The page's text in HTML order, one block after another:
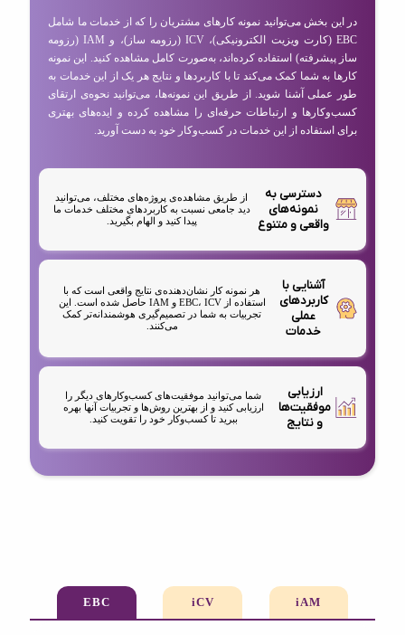
در این بخش می‌توانید نمونه کارهای مشتریان را که از خدمات ما شامل
EBC (کارت ویزیت الکترونیکی)، ICV (رزومه ساز)، و IAM (رزومه
ساز پیشرفته) استفاده کرده‌اند، به‌صورت کامل مشاهده کنید. این نمونه
کارها به شما کمک می‌کند تا با کاربردها و نتایج هر یک از این خدمات به
طور عملی آشنا شوید. از طریق این نمونه‌ها، می‌توانید نحوه‌ی ارتقای
کسب‌وکارها و ارتباطات حرفه‌ای را مشاهده کرده و ایده‌های بهتری
برای استفاده از این خدمات در کسب‌وکار خود به دست آورید.
دسترسی به
نمونه‌های
واقعی و متنوع
از طریق مشاهده‌ی پروژه‌های مختلف، می‌توانید
دید جامعی نسبت به کاربردهای مختلف خدمات ما
پیدا کنید و الهام بگیرید.
آشنایی با
کاربردهای
عملی
خدمات
هر نمونه کار نشان‌دهنده‌ی نتایج واقعی است که با
استفاده از EBC، ICV و IAM حاصل شده است. این
تجربیات به شما در تصمیم‌گیری هوشمندانه‌تر کمک
می‌کنند.
ارزیابی
موفقیت‌ها
و نتایج
شما می‌توانید موفقیت‌های کسب‌وکارهای دیگر را
ارزیابی کنید و از بهترین روش‌ها و تجربیات آنها بهره
ببرید تا کسب‌وکار خود را تقویت کنید.
iAM
iCV
EBC